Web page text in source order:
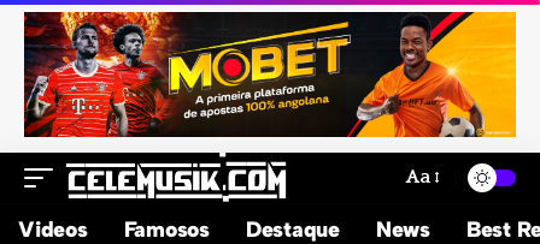
Aa
Videos Famosos Destaque News Best